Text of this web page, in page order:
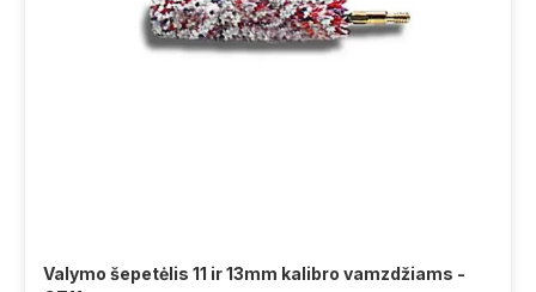
Valymo šepetėlis 11 ir 13mm kalibro vamzdžiams -